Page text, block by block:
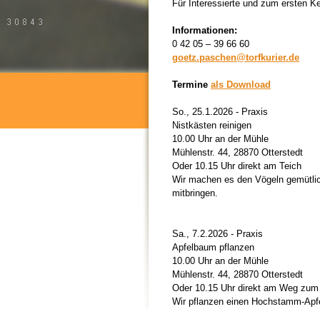
Für Interessierte und zum ersten
Informationen:
0 42 05 – 39 66 60
goetz.paschen@torfkurier.de
Termine als Download
So., 25.1.2026 - Praxis
Nistkästen reinigen
10.00 Uhr an der Mühle
Mühlenstr. 44, 28870 Otterstedt
Oder 10.15 Uhr direkt am Teich
Wir machen es den Vögeln
mitbringen.
Sa., 7.2.2026 - Praxis
Apfelbaum pflanzen
10.00 Uhr an der Mühle
Mühlenstr. 44, 28870 Otterstedt
Oder 10.15 Uhr direkt am Weg
Wir pflanzen einen Hochstamm-